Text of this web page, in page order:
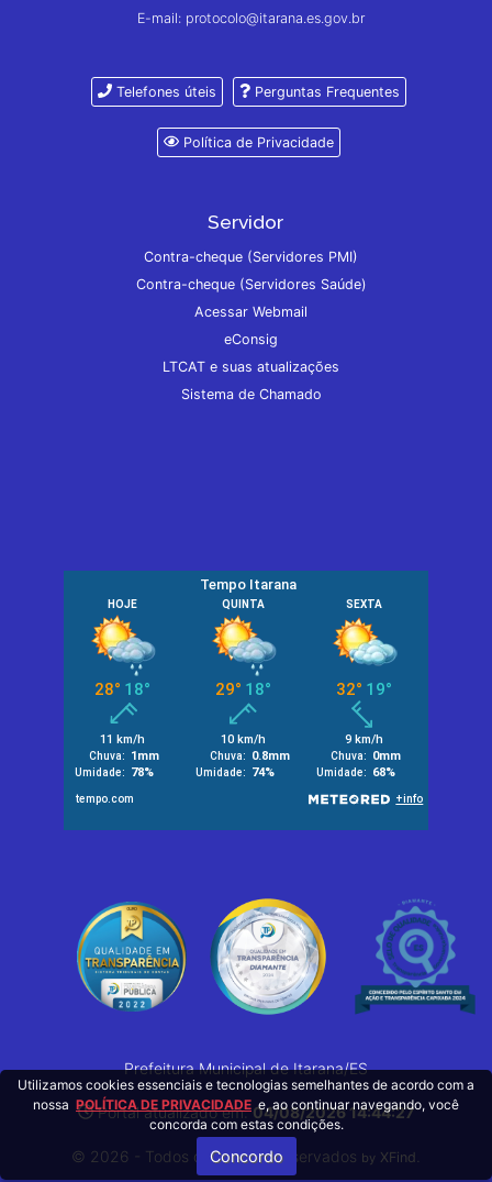
E-mail: protocolo@itarana.es.gov.br
Telefones úteis Perguntas Frequentes
Política de Privacidade
Servidor
Contra-cheque (Servidores PMI)
Contra-cheque (Servidores Saúde)
Acessar Webmail
eConsig
LTCAT e suas atualizações
Sistema de Chamado
Prefeitura Municipal de Itarana/ES
Portal atualizado em:04/08/2026 14:44:27
© 2026 - Todos os Direitos Reservados by XFind
Utilizamos cookies essenciais e tecnologias semelhantes de acordo com a
nossa POLÍTICA DE PRIVACIDADE e, ao continuar navegando, você
concorda com estas condições.
Concordo